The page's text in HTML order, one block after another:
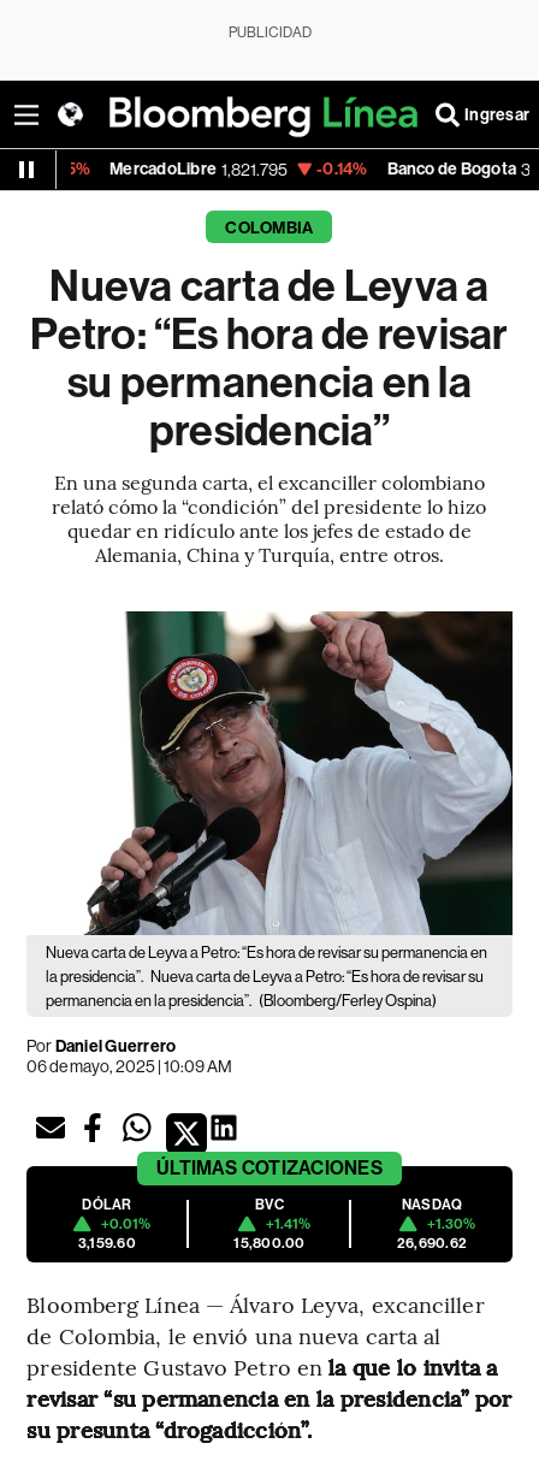
PUBLICIDAD
Ingresar
MercadoLibre 1,821.795 -0.14% Banco de Bogota 38,900.00
COLOMBIA
Nueva carta de Leyva a
Petro: “Es hora de revisar
su permanencia en la
presidencia”
En una segunda carta, el excanciller colombiano
relató cómo la “condición” del presidente lo hizo
quedar en ridículo ante los jefes de estado de
Alemania, China y Turquía, entre otros.
Nueva carta de Leyva a Petro: “Es hora de revisar su permanencia en
la presidencia”. Nueva carta de Leyva a Petro: “Es hora de revisar su
permanencia en la presidencia”. (Bloomberg/Ferley Ospina)
PorDaniel Guerrero
06 de mayo, 2025 | 10:09 AM
ÚLTIMAS COTIZACIONES
DÓLAR
+0.01%
3,159.60
BVC
+1.41%
15,800.00
NASDAQ
+1.30%
26,690.62
Bloomberg Línea — Álvaro Leyva, excanciller
de Colombia, le envió una nueva carta al
presidente Gustavo Petro enla que lo invita a
revisar “su permanencia en la presidencia” por
su presunta “drogadicción”.